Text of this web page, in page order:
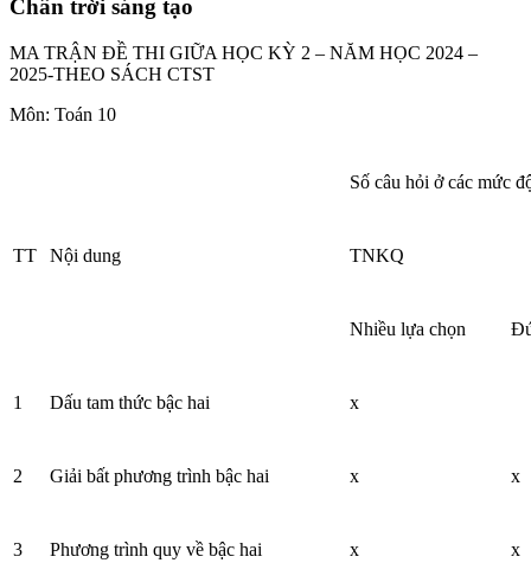
Chân trời sáng tạo
MA TRẬN ĐỀ THI GIỮA HỌC KỲ 2 – NĂM HỌC 2024 –
2025-THEO SÁCH CTST
Môn: Toán 10
TT Nội dung
Số câu hỏi ở các mức
TNKQ
Nhiều lựa chọn
1 Dấu tam thức bậc hai x
2 Giải bất phương trình bậc hai x x
3 Phương trình quy về bậc hai x x